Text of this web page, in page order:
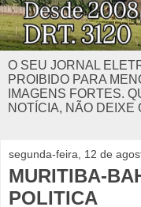
O SEU JORNAL
PROIBIDO PARA
IMAGENS FORTES.
NOTÍCIA, NÃO DEIXE
segunda-feira, 12 de
MURITIBA-
POLITICA